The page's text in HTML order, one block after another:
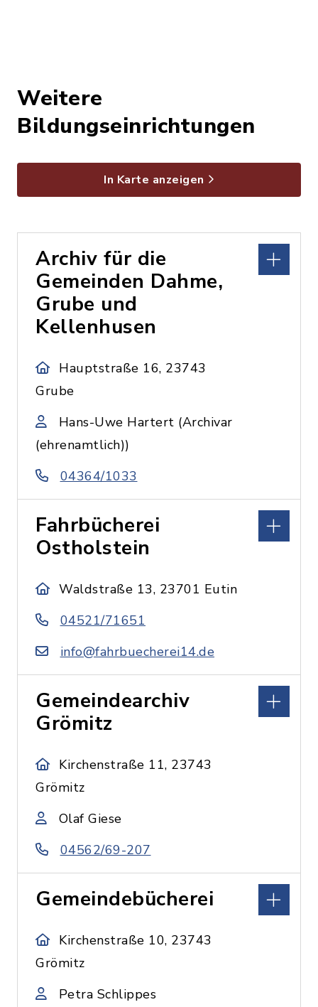
Weitere
Bildungseinrichtungen
In Karte anzeigen
Archiv für die
Gemeinden Dahme,
Grube und
Kellenhusen
Hauptstraße 16, 23743
Grube
Hans-Uwe Hartert (Archivar
(ehrenamtlich))
04364/1033
Fahrbücherei
Ostholstein
Waldstraße 13, 23701 Eutin
04521/71651
info@fahrbuecherei14.de
Gemeindearchiv
Grömitz
Kirchenstraße 11, 23743
Grömitz
Olaf Giese
04562/69-207
Gemeindebücherei
Kirchenstraße 10, 23743
Grömitz
Petra Schlippes